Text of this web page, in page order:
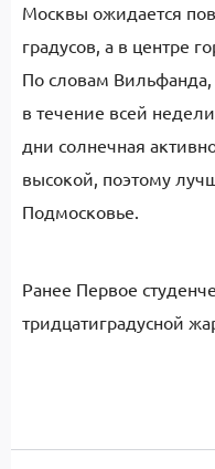
Москвы ожидается
градусов, а в центре
По словам Вильфанда,
в течение всей
дни солнечная
высокой, поэтому
Подмосковье.
Ранее Первое
тридцатиградусной